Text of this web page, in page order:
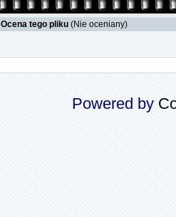
Ocena tego pliku (Nie oceniany)
Powered by